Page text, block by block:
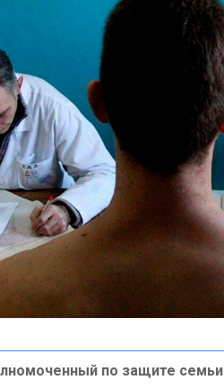
по защите семьи